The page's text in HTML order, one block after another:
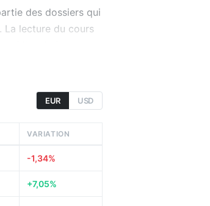
des dossiers qui
lecture du cours
et les attentes du
Academy.
de la rotation des
EUR USD
VARIATION
-1,34%
+7,05%